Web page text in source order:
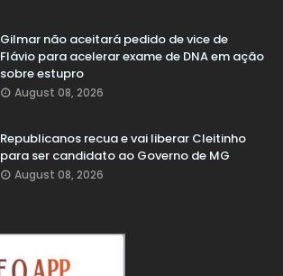
Gilmar não aceitará pedido de vice de
Flávio para acelerar exame de DNA em ação
sobre estupro
August 08, 2026
Republicanos recua e vai liberar Cleitinho
para ser candidato ao Governo de MG
August 08, 2026